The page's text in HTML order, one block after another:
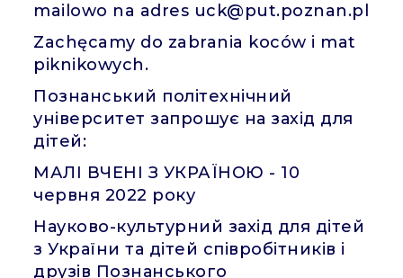
mailowo na adres uck@put.poznan.pl
Zachęcamy do zabrania koców i mat
piknikowych.
Познанський політехнічний
університет запрошує на захід для
дітей:
МАЛІ ВЧЕНІ З УКРАЇНОЮ - 10
червня 2022 року
Науково-культурний захід для дітей
з України та дітей співробітників і
друзів Познанського